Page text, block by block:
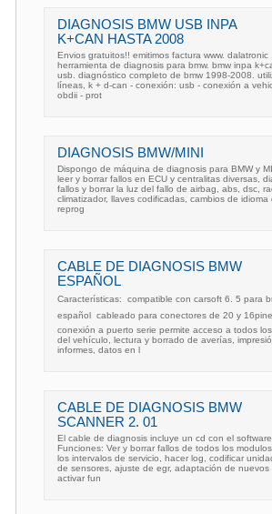
DIAGNOSIS BMW USB INPA
K+CAN HASTA 2008
Envios gratuitos!! emitimos factura www. dalatronic
herramienta de diagnosis para bmw. bmw inpa
usb. diagnóstico completo de bmw 1998-2008.
líneas, k + d-can - conexión: usb - conexión a
obdii - prot
DIAGNOSIS BMW/MINI
Dispongo de máquina de diagnosis para BMW y
leer y borrar fallos en ECU y centralitas diversas,
fallos y borrar la luz del fallo de airbag, abs, dsc,
climatizador, llaves codificadas, cambios de idioma
reprog
CABLE DE DIAGNOSIS BMW
ESPAÑOL
Características:  compatible con carsoft 6. 5 para
español  cableado para conectores de 20 y 16pines.
conexión a puerto serie permite acceso a todos
del vehículo, lectura y borrado de averías,
informes, datos en l
CABLE DE DIAGNOSIS BMW
SCANNER 2. 01
El cable de diagnosis incluye un cd con el software.
Funciones: Ver y borrar fallos de todos los
los intervalos de servicio, hacer log, codificar
de sensores, ajuste de egr, adaptación de nuevos
activar fun